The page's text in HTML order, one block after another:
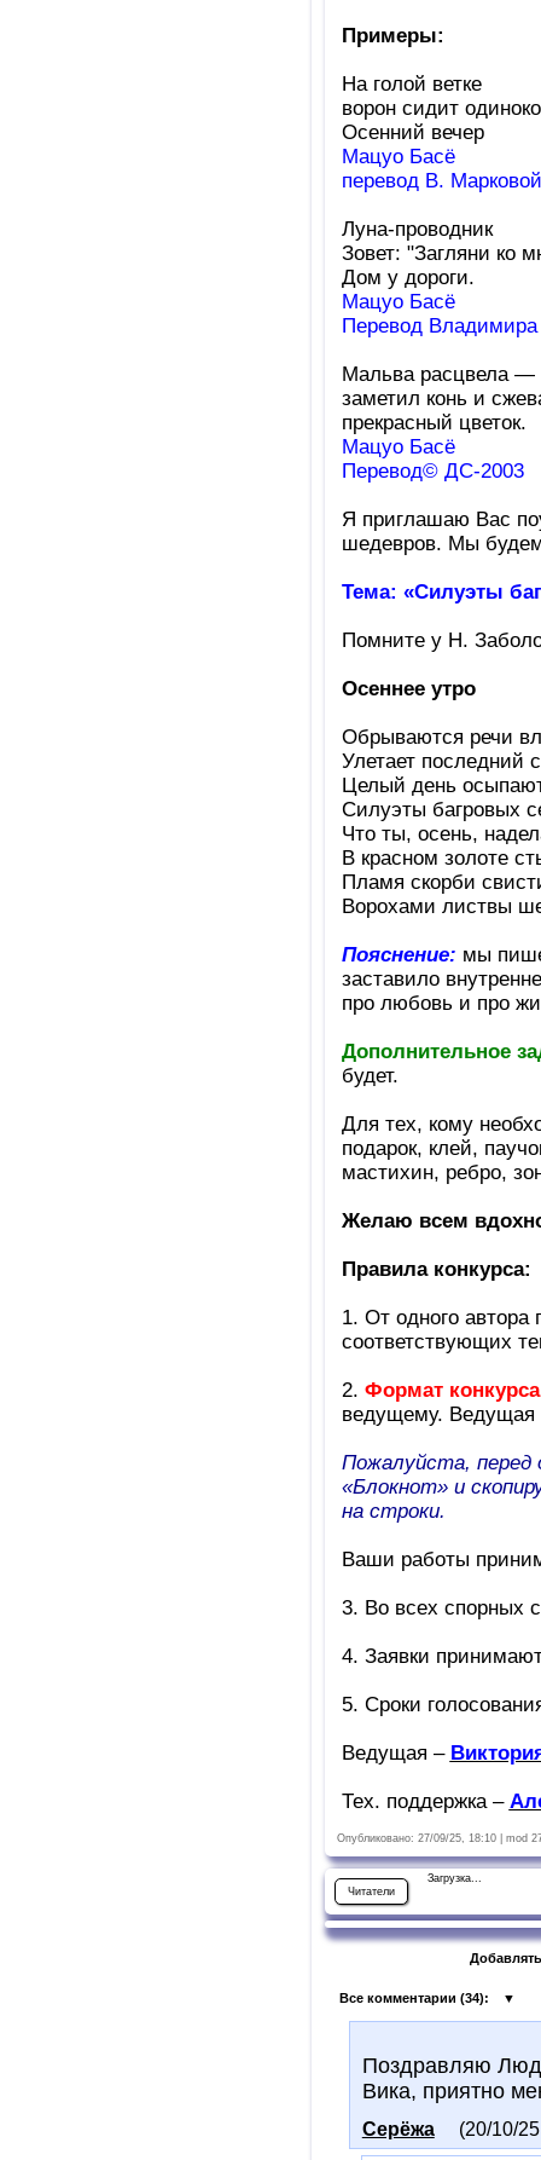
Примеры:
На голой ветке
ворон сидит
Осенний вечер
Мацуо Басё
перевод В. Марковой
Луна-проводник
Зовет: "Загляни ко
Дом у дороги.
Мацуо Басё
Перевод Владимира
Мальва расцвела —
заметил конь и
прекрасный цветок.
Мацуо Басё
Перевод© ДС-2003
Я приглашаю Вас
шедевров. Мы будем
Тема: «Силуэты
Помните у Н.
Осеннее утро
Обрываются речи
Улетает последний
Целый день
Силуэты багровых
Что ты, осень,
В красном золоте
Пламя скорби
Ворохами листвы
Пояснение: мы
заставило
про любовь и про
Дополнительное
будет.
Для тех, кому
подарок, клей,
мастихин, ребро,
Желаю всем
Правила конкурса:
1. От одного автора
соответствующих
2. Формат
ведущему.
Пожалуйста, перед
«Блокнот» и
на строки.
Ваши работы
3. Во всех спорных
4. Заявки
5. Сроки
Ведущая –
Тех. поддержка –
Опубликовано: 27/09/25, 18:10 | mod
Читатели
Загрузка...
Все комментарии (34): ▼
Поздравляю
Вика, приятно
Серёжа (20/10/